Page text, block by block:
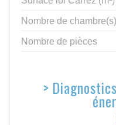
Nombre de chambre(s)
Nombre de pièces
>